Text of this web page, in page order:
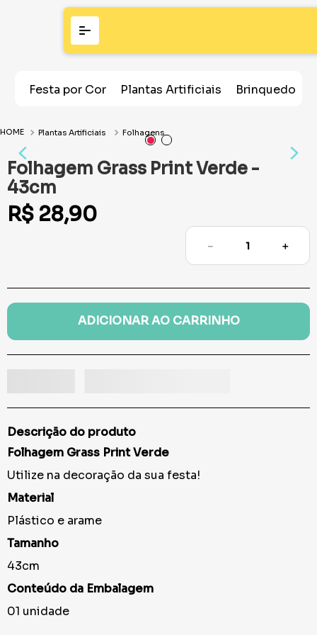
Festa por Cor Plantas Artificiais Brinquedos
Plantas Artificiais Folhagens
Folhagem Grass Print Verde -
43cm
R$ 28,90
＋
－
ADICIONAR AO CARRINHO
Descrição do produto
Folhagem Grass Print Verde
Utilize na decoração da sua festa!
Material
Plástico e arame
Tamanho
43cm
Conteúdo da Embalagem
01 unidade